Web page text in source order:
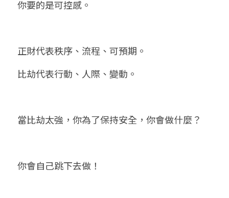
你要的是可控感。
正財代表秩序、流程、可預期。
比劫代表行動、人際、變動。
當比劫太強，你為了保持安全，你會做什麼？
你會自己跳下去做！